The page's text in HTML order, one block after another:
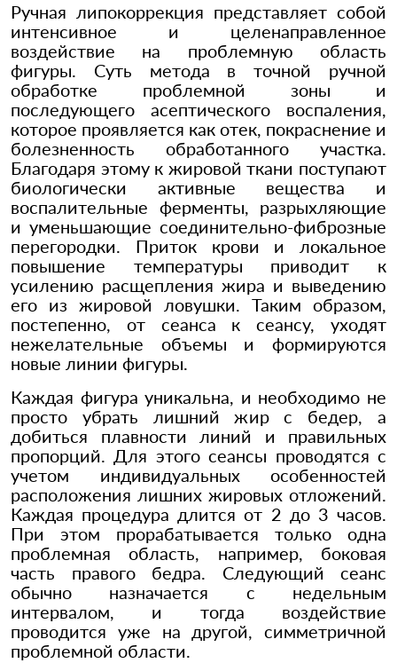
Ручная липокоррекция представляет собой
интенсивное и целенаправленное
воздействие на проблемную область
фигуры. Суть метода в точной ручной
обработке проблемной зоны и
последующего асептического воспаления,
которое проявляется как отек, покраснение и
болезненность обработанного участка.
Благодаря этому к жировой ткани поступают
биологически активные вещества и
воспалительные ферменты, разрыхляющие
и уменьшающие соединительно-фиброзные
перегородки. Приток крови и локальное
повышение температуры приводит к
усилению расщепления жира и выведению
его из жировой ловушки. Таким образом,
постепенно, от сеанса к сеансу, уходят
нежелательные объемы и формируются
новые линии фигуры.
Каждая фигура уникальна, и необходимо не
просто убрать лишний жир с бедер, а
добиться плавности линий и правильных
пропорций. Для этого сеансы проводятся с
учетом индивидуальных особенностей
расположения лишних жировых отложений.
Каждая процедура длится от 2 до 3 часов.
При этом прорабатывается только одна
проблемная область, например, боковая
часть правого бедра. Следующий сеанс
обычно назначается с недельным
интервалом, и тогда воздействие
проводится уже на другой, симметричной
проблемной области.